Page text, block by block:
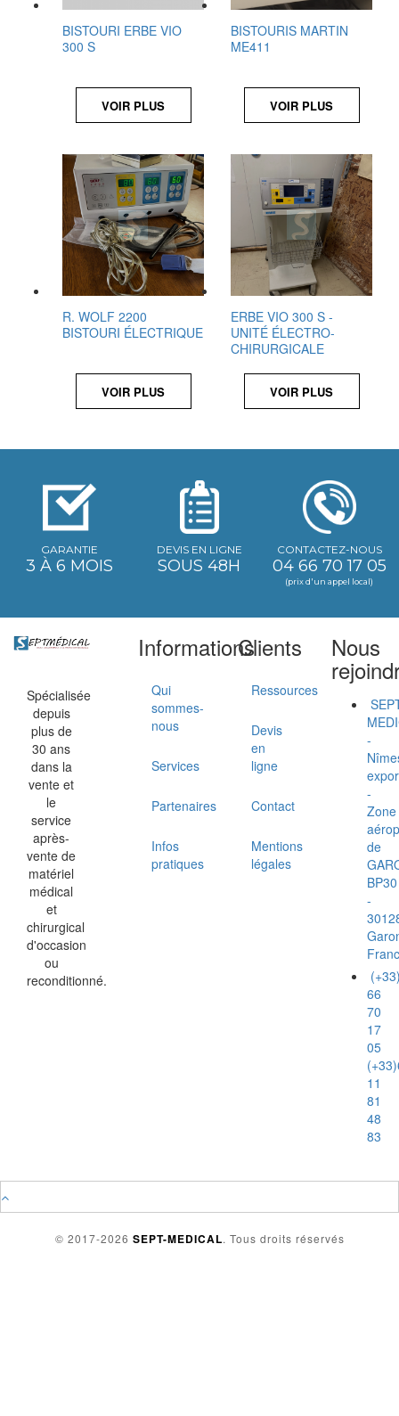
BISTOURI ERBE VIO
300 S
VOIR PLUS
BISTOURIS MARTIN
ME411
VOIR PLUS
R. WOLF 2200
BISTOURI ÉLECTRIQUE
VOIR PLUS
ERBE VIO 300 S -
UNITÉ ÉLECTRO-
CHIRURGICALE
VOIR PLUS
GARANTIE
3 À 6 MOIS
DEVIS EN LIGNE
SOUS 48H
CONTACTEZ-NOUS
04 66 70 17 05
(prix d'un appel local)
Spécialisée
depuis
plus de
30 ans
dans la
vente et
le
service
après-
vente de
matériel
médical
et
chirurgical
d'occasion
ou
reconditionné.
Informations
Qui
sommes-
nous
Services
Partenaires
Infos
pratiques
Clients
Ressources
Devis
en
ligne
Contact
Mentions
légales
Nous
-
-
Zone
de
BP30
-
66
70
17
05
11
81
48
83
© 2017-2026 SEPT-MEDICAL. Tous droits réservés